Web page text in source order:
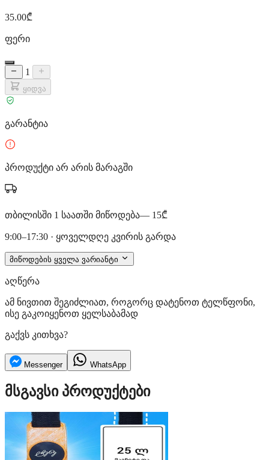
35.00₾
ფერი
1
ყიდვა
გარანტია
პროდუქტი არ არის მარაგში
თბილისში 1 საათში მიწოდება— 15₾
9:00–17:30 · ყოველდღე კვირის გარდა
მიწოდების ყველა ვარიანტი
აღწერა
ამ ნივთით შეგიძლიათ, როგორც დატენოთ ტელწფონი,
ისე გაკოიყენოთ ყელსაბამად
გაქვს კითხვა?
Messenger WhatsApp
მსგავსი პროდუქტები